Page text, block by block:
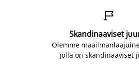

Skandinaaviset
Olemme
jolla on skandinaaviset